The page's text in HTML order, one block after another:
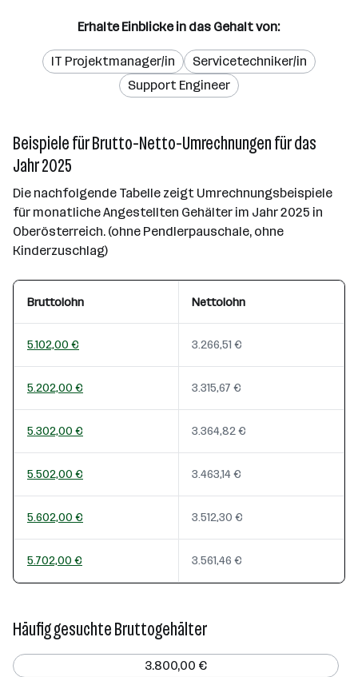
Erhalte Einblicke in das Gehalt von:
IT Projektmanager/in
Servicetechniker/in
Support Engineer
Beispiele für Brutto-Netto-Umrechnungen für das
Jahr 2025
Die nachfolgende Tabelle zeigt Umrechnungsbeispiele
für monatliche Angestellten Gehälter im Jahr 2025 in
Oberösterreich. (ohne Pendlerpauschale, ohne
Kinderzuschlag)
Bruttolohn Nettolohn
5.102,00 € 3.266,51 €
5.202,00 € 3.315,67 €
5.302,00 € 3.364,82 €
5.502,00 € 3.463,14 €
5.602,00 € 3.512,30 €
5.702,00 € 3.561,46 €
Häufig gesuchte Bruttogehälter
3.800,00 €